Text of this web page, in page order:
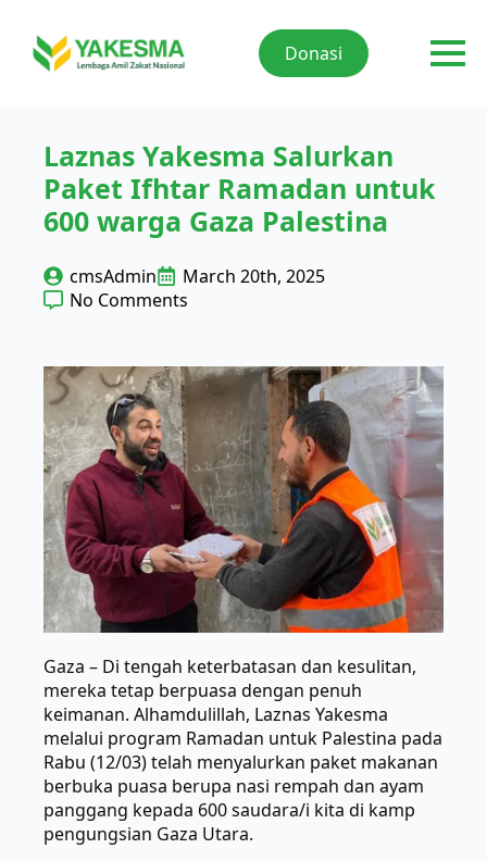
Donasi
Laznas Yakesma Salurkan
Paket Ifhtar Ramadan untuk
600 warga Gaza Palestina
cmsAdmin
March 20th, 2025
No Comments
Gaza – Di tengah keterbatasan dan kesulitan,
mereka tetap berpuasa dengan penuh
keimanan. Alhamdulillah, Laznas Yakesma
melalui program Ramadan untuk Palestina pada
Rabu (12/03) telah menyalurkan paket makanan
berbuka puasa berupa nasi rempah dan ayam
panggang kepada 600 saudara/i kita di kamp
pengungsian Gaza Utara.